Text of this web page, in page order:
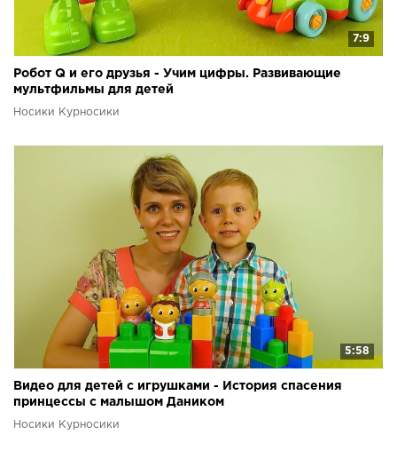
7:9
Робот Q и его друзья - Учим цифры. Развивающие
мультфильмы для детей
Носики Курносики
5:58
Видео для детей с игрушками - История спасения
принцессы с малышом Даником
Носики Курносики